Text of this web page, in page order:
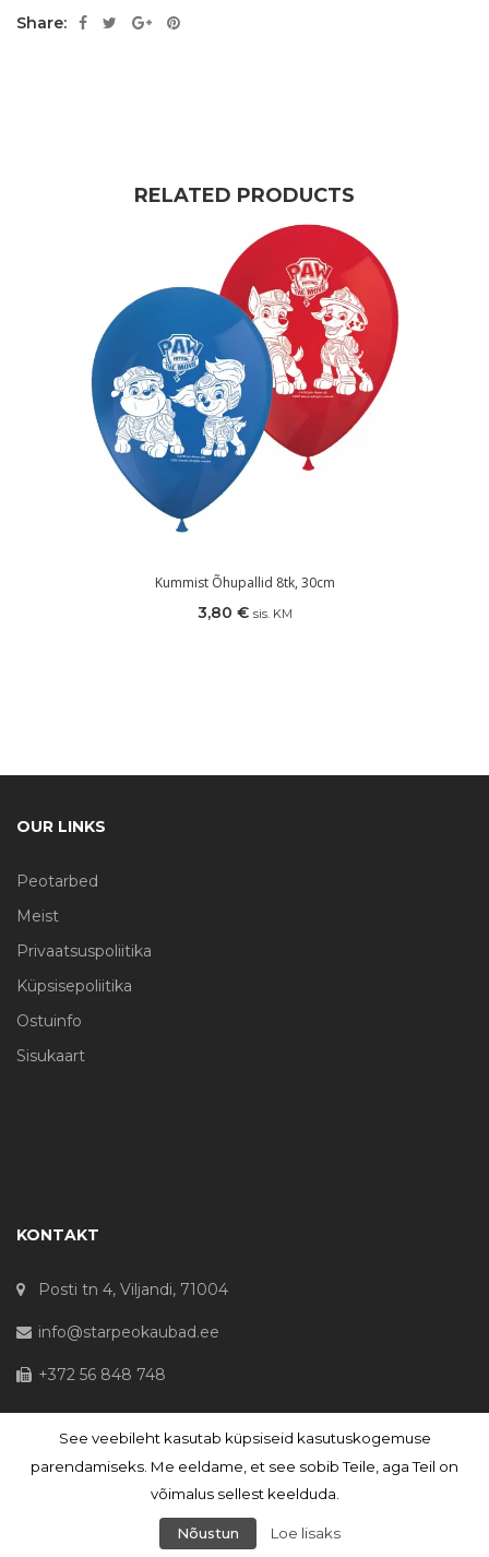
Share:
RELATED PRODUCTS
Kummist Õhupallid 8tk, 30cm
3,80 € sis. KM
OUR LINKS
Peotarbed
Meist
Privaatsuspoliitika
Küpsisepoliitika
Ostuinfo
Sisukaart
KONTAKT
Posti tn 4, Viljandi, 71004
info@starpeokaubad.ee
+372 56 848 748
© Haljaste OÜ 2020 - Registrikood 10645867
See veebileht kasutab küpsiseid kasutuskogemuse
parendamiseks. Me eeldame, et see sobib Teile, aga Teil on
võimalus sellest keelduda.
Nõustun Loe lisaks